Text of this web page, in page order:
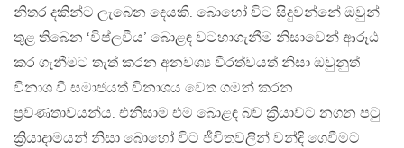
නිතර දකින්ට ලැබෙන දෙයකි. බොහෝ විට සිදුවන්නේ ඔවුන්
තුළ තිබෙන ‘විප්ලවීය’ බොළඳ වටහාගැනීම නිසාවෙන් ආරූඨ
කර ගැනීමට තැත් කරන අනවශ්‍ය වීරත්වයත් නිසා ඔවුනුත්
විනාශ වී සමාජයත් විනාශය වෙත ගමන් කරන
ප්‍රවණතාවයන්ය. එනිසාම එම බොළඳ බව ක්‍රියාවට නගන පටු
ක්‍රියාදාමයන් නිසා බොහෝ විට ජීවිතවලින් වන්දි ගෙවීමට